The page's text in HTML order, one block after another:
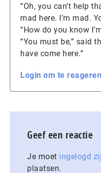
“Oh, you can’t help
mad here. I’m mad.
“How do you know
“You must be,” said
have come here.”
Login om te reageren
Geef een reactie
Je moet ingelogd
plaatsen.